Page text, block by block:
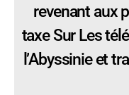
revenant aux
taxe Sur Les
l’Abyssinie et